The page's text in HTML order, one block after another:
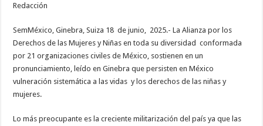
Redacción
SemMéxico, Ginebra, Suiza 18 de junio, 2025.- La Alianza por los
Derechos de las Mujeres y Niñas en toda su diversidad conformada
por 21 organizaciones civiles de México, sostienen en un
pronunciamiento, leído en Ginebra que persisten en México
vulneración sistemática a las vidas y los derechos de las niñas y
mujeres.
Lo más preocupante es la creciente militarización del país ya que las